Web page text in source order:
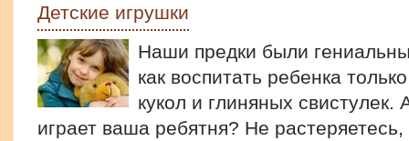
Детские игрушки
Наши предки были
как воспитать ребенка
кукол и глиняных
играет ваша ребятня? Не